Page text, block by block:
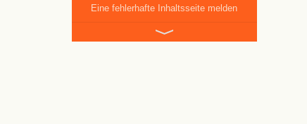
Eine fehlerhafte Inhaltsseite melden